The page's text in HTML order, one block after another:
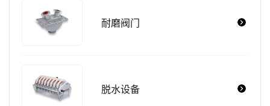
耐磨阀门
脱水设备